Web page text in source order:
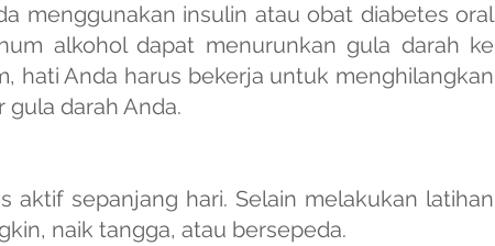
menggunakan insulin atau obat diabetes oral
alkohol dapat menurunkan gula darah ke
hati Anda harus bekerja untuk menghilangkan
darah Anda.
aktif sepanjang hari. Selain melakukan latihan
naik tangga, atau bersepeda.